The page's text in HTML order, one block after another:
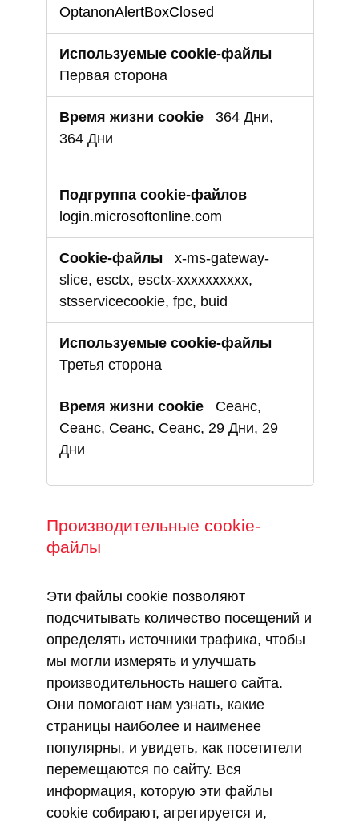
OptanonAlertBoxClosed
Первая сторона
364 Дни,
364 Дни
login.microsoftonline.com
x-ms-gateway-
slice, esctx, esctx-xxxxxxxxxx,
stsservicecookie, fpc, buid
Третья сторона
Сеанс,
Сеанс, Сеанс, Сеанс, 29 Дни, 29
Дни
Производительные cookie-
файлы
Эти файлы cookie позволяют
подсчитывать количество посещений и
определять источники трафика, чтобы
мы могли измерять и улучшать
производительность нашего сайта.
Они помогают нам узнать, какие
страницы наиболее и наименее
популярны, и увидеть, как посетители
перемещаются по сайту. Вся
информация, которую эти файлы
cookie собирают, агрегируется и,